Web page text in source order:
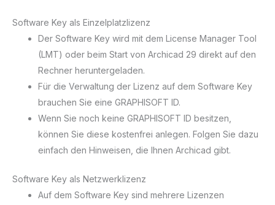
Software Key als Einzelplatzlizenz
Der Software Key wird mit dem License Manager Tool
(LMT) oder beim Start von Archicad 29 direkt auf den
Rechner heruntergeladen.
Für die Verwaltung der Lizenz auf dem Software Key
brauchen Sie eine GRAPHISOFT ID.
Wenn Sie noch keine GRAPHISOFT ID besitzen,
können Sie diese kostenfrei anlegen. Folgen Sie dazu
einfach den Hinweisen, die Ihnen Archicad gibt.
Software Key als Netzwerklizenz
Auf dem Software Key sind mehrere Lizenzen